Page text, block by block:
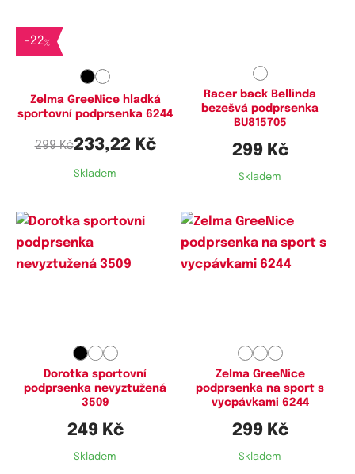
-22%
Zelma GreeNice hladká
sportovní podprsenka 6244
299 Kč233,22 Kč
Skladem
Racer back Bellinda
bezešvá podprsenka
BU815705
299 Kč
Skladem
Dorotka sportovní
podprsenka nevyztužená
3509
249 Kč
Skladem
Zelma GreeNice
podprsenka na sport s
vycpávkami 6244
299 Kč
Skladem